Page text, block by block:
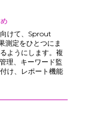
けて、Sprout
測定をひとつにま
ようにします。複
理、キーワード監
け、レポート機能
連携をチームで円